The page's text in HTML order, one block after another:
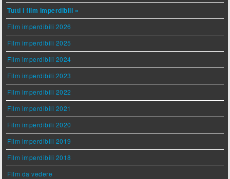
Tutti i film imperdibili »
Film imperdibili 2026
Film imperdibili 2025
Film imperdibili 2024
Film imperdibili 2023
Film imperdibili 2022
Film imperdibili 2021
Film imperdibili 2020
Film imperdibili 2019
Film imperdibili 2018
Film da vedere